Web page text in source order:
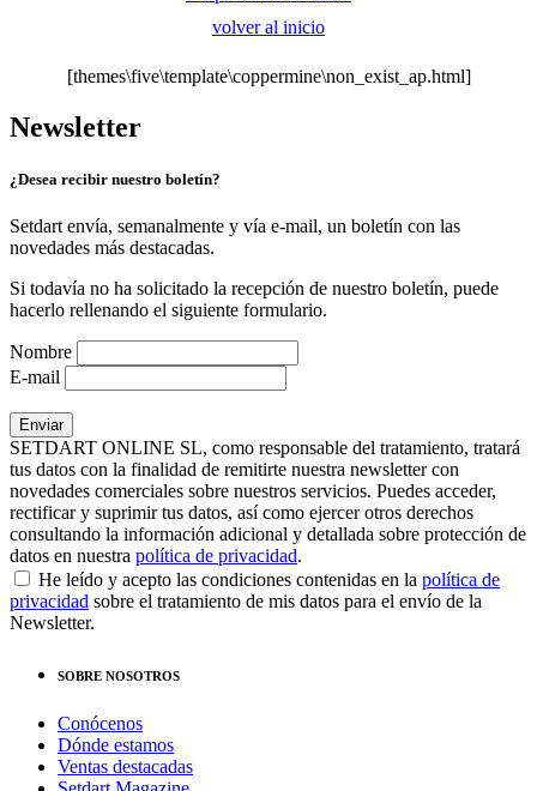
volver al inicio
[themes\five\template\coppermine\non_exist_ap.html]
Newsletter
¿Desea recibir nuestro boletín?
Setdart envía, semanalmente y vía e-mail, un boletín con las
novedades más destacadas.
Si todavía no ha solicitado la recepción de nuestro boletín, puede
hacerlo rellenando el siguiente formulario.
Nombre
E-mail
SETDART ONLINE SL, como responsable del tratamiento, tratará
tus datos con la finalidad de remitirte nuestra newsletter con
novedades comerciales sobre nuestros servicios. Puedes acceder,
rectificar y suprimir tus datos, así como ejercer otros derechos
consultando la información adicional y detallada sobre protección de
datos en nuestra política de privacidad.
He leído y acepto las condiciones contenidas en la política de
privacidad sobre el tratamiento de mis datos para el envío de la
Newsletter.
SOBRE NOSOTROS
Conócenos
Dónde estamos
Ventas destacadas